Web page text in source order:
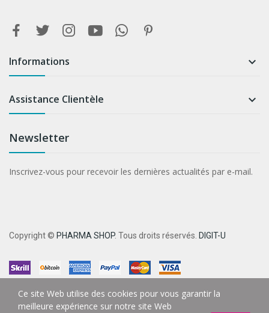
Informations 
Assistance Clientèle 
Newsletter
Inscrivez-vous pour recevoir les dernières actualités par e-mail.
Copyright © PHARMA SHOP. Tous droits réservés. DIGIT-U
Ce site Web utilise des cookies pour vous garantir la
meilleure expérience sur notre site Web